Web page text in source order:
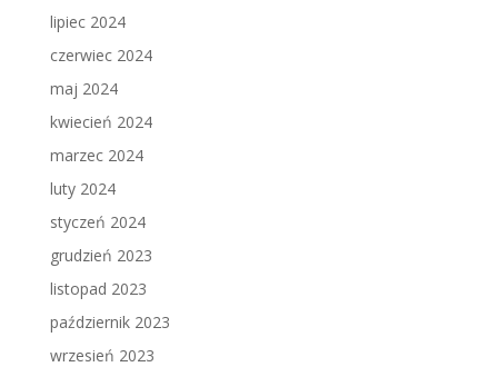
lipiec 2024
czerwiec 2024
maj 2024
kwiecień 2024
marzec 2024
luty 2024
styczeń 2024
grudzień 2023
listopad 2023
październik 2023
wrzesień 2023